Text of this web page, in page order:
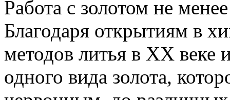
Работа с золотом не
Благодаря открытиям в
методов литья в XX веке
одного вида золота,